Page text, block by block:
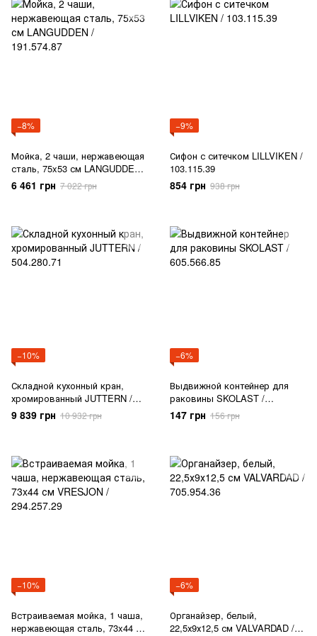
−8%
Мойка, 2 чаши, нержавеющая
сталь, 75x53 см LANGUDDEN /
191.574.87
6 461 грн 7 022 грн
−9%
Сифон с ситечком LILLVIKEN /
103.115.39
854 грн 938 грн
−10%
Складной кухонный кран,
хромированный JUTTERN /
504.280.71
9 839 грн 10 932 грн
−6%
Выдвижной контейнер для
раковины SKOLAST /
605.566.85
147 грн 156 грн
−10%
Встраиваемая мойка, 1 чаша,
нержавеющая сталь, 73x44 см
−6%
Органайзер, белый,
22,5х9х12,5 см VALVARDAD /